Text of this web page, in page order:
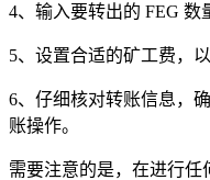
4、输入要转出的 FEG 数
5、设置合适的矿工费，
6、仔细核对转账信息，
账操作。
需要注意的是，在进行任